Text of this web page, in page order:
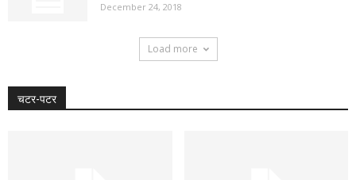
December 24, 2018
Load more
चटर-पटर